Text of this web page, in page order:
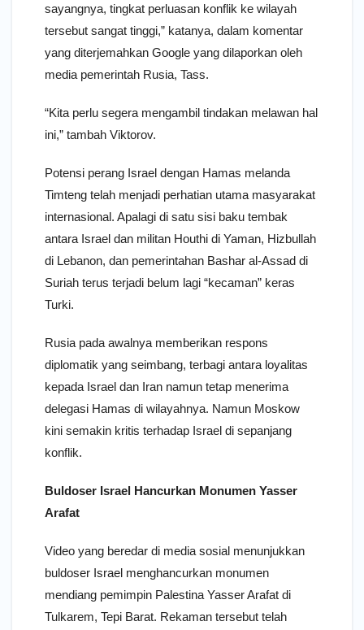
sayangnya, tingkat perluasan konflik ke wilayah
tersebut sangat tinggi,” katanya, dalam komentar
yang diterjemahkan Google yang dilaporkan oleh
media pemerintah Rusia, Tass.
“Kita perlu segera mengambil tindakan melawan hal
ini,” tambah Viktorov.
Potensi perang Israel dengan Hamas melanda
Timteng telah menjadi perhatian utama masyarakat
internasional. Apalagi di satu sisi baku tembak
antara Israel dan militan Houthi di Yaman, Hizbullah
di Lebanon, dan pemerintahan Bashar al-Assad di
Suriah terus terjadi belum lagi “kecaman” keras
Turki.
Rusia pada awalnya memberikan respons
diplomatik yang seimbang, terbagi antara loyalitas
kepada Israel dan Iran namun tetap menerima
delegasi Hamas di wilayahnya. Namun Moskow
kini semakin kritis terhadap Israel di sepanjang
konflik.
Buldoser Israel Hancurkan Monumen Yasser
Arafat
Video yang beredar di media sosial menunjukkan
buldoser Israel menghancurkan monumen
mendiang pemimpin Palestina Yasser Arafat di
Tulkarem, Tepi Barat. Rekaman tersebut telah